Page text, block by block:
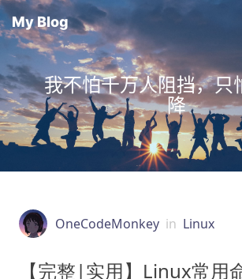
My Blog
我不怕千万人阻挡，只
降
OneCodeMonkey in Linux
【完整|实用】Linux常用